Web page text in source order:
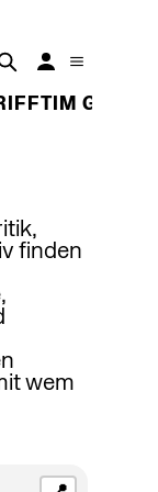
IM
finden
wem